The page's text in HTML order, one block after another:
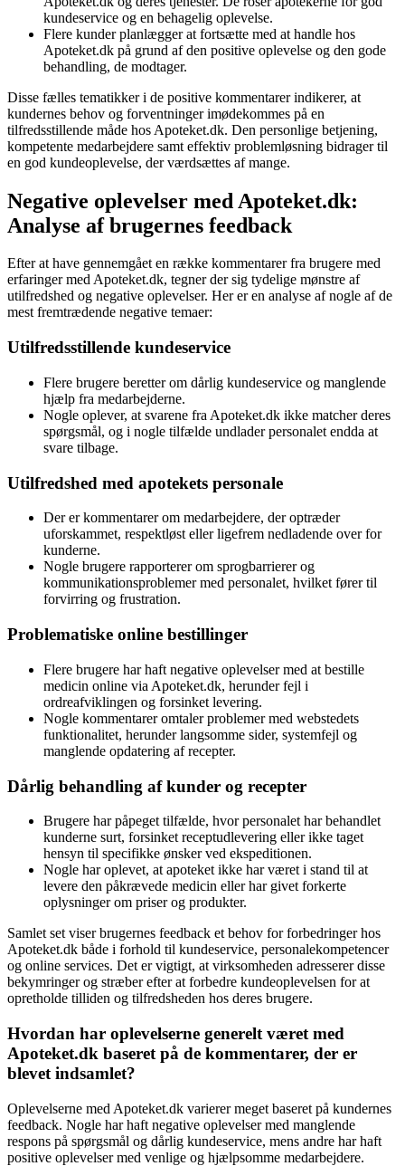
kundeservice og en behagelig oplevelse.
Flere kunder planlægger at fortsætte med at handle hos
Apoteket.dk på grund af den positive oplevelse og den gode
behandling, de modtager.
Disse fælles tematikker i de positive kommentarer indikerer, at
kundernes behov og forventninger imødekommes på en
tilfredsstillende måde hos Apoteket.dk. Den personlige betjening,
kompetente medarbejdere samt effektiv problemløsning bidrager til
en god kundeoplevelse, der værdsættes af mange.
Negative oplevelser med Apoteket.dk:
Analyse af brugernes feedback
Efter at have gennemgået en række kommentarer fra brugere med
erfaringer med Apoteket.dk, tegner der sig tydelige mønstre af
utilfredshed og negative oplevelser. Her er en analyse af nogle af de
mest fremtrædende negative temaer:
Utilfredsstillende kundeservice
Flere brugere beretter om dårlig kundeservice og manglende
hjælp fra medarbejderne.
Nogle oplever, at svarene fra Apoteket.dk ikke matcher deres
spørgsmål, og i nogle tilfælde undlader personalet endda at
svare tilbage.
Utilfredshed med apotekets personale
Der er kommentarer om medarbejdere, der optræder
uforskammet, respektløst eller ligefrem nedladende over for
kunderne.
Nogle brugere rapporterer om sprogbarrierer og
kommunikationsproblemer med personalet, hvilket fører til
forvirring og frustration.
Problematiske online bestillinger
Flere brugere har haft negative oplevelser med at bestille
medicin online via Apoteket.dk, herunder fejl i
ordreafviklingen og forsinket levering.
Nogle kommentarer omtaler problemer med webstedets
funktionalitet, herunder langsomme sider, systemfejl og
manglende opdatering af recepter.
Dårlig behandling af kunder og recepter
Brugere har påpeget tilfælde, hvor personalet har behandlet
kunderne surt, forsinket receptudlevering eller ikke taget
hensyn til specifikke ønsker ved ekspeditionen.
Nogle har oplevet, at apoteket ikke har været i stand til at
levere den påkrævede medicin eller har givet forkerte
oplysninger om priser og produkter.
Samlet set viser brugernes feedback et behov for forbedringer hos
Apoteket.dk både i forhold til kundeservice, personalekompetencer
og online services. Det er vigtigt, at virksomheden adresserer disse
bekymringer og stræber efter at forbedre kundeoplevelsen for at
opretholde tilliden og tilfredsheden hos deres brugere.
Hvordan har oplevelserne generelt været med
Apoteket.dk baseret på de kommentarer, der er
blevet indsamlet?
Oplevelserne med Apoteket.dk varierer meget baseret på kundernes
feedback. Nogle har haft negative oplevelser med manglende
respons på spørgsmål og dårlig kundeservice, mens andre har haft
positive oplevelser med venlige og hjælpsomme medarbejdere.